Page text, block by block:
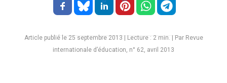
Article publié le 25 septembre 2013|Lecture : 2 min. | Par Revue
internationale d’éducation, n° 62, avril 2013